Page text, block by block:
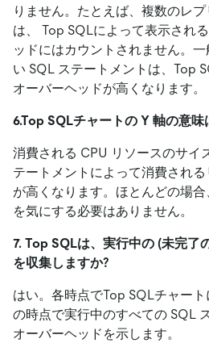
りません。たとえば、複数のレ
は、 Top SQLによって表示され
ッドにはカウントされません。
い SQL ステートメントは、Top
オーバーヘッドが高くなります。
6.Top SQLチャートの Y 軸の意味
消費される CPU リソースのサイ
テートメントによって消費され
が高くなります。ほとんどの場
を気にする必要はありません。
7. Top SQLは、実行中の (未完了
を収集しますか?
はい。各時点でTop SQLチャー
の時点で実行中のすべての SQL
オーバーヘッドを示します。